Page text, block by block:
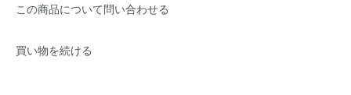
この商品について問い合わせる
買い物を続ける